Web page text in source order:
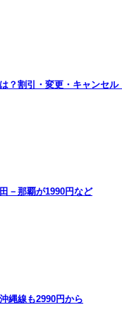
？割引・変更・キャンセ
－那覇が1990円など
縄線も2990円から